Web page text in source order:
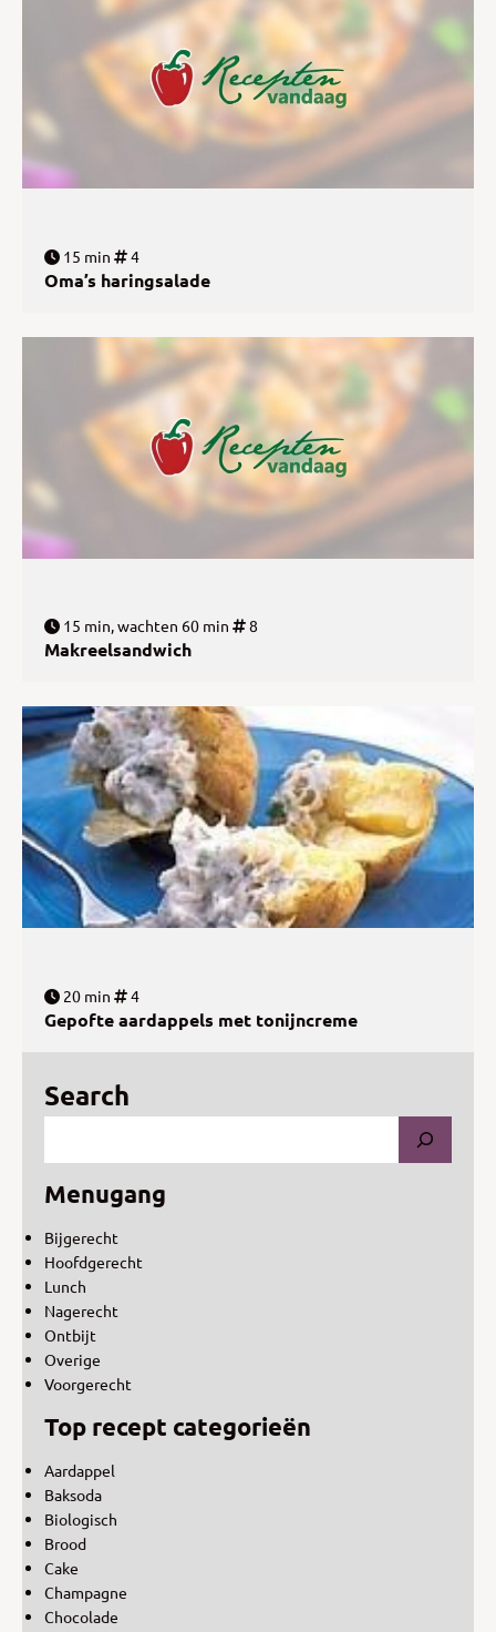
15 min 4
Oma’s haringsalade
15 min, wachten 60 min 8
Makreelsandwich
20 min 4
Gepofte aardappels met tonijncreme
Search
Menugang
Bijgerecht
Hoofdgerecht
Lunch
Nagerecht
Ontbijt
Overige
Voorgerecht
Top recept categorieën
Aardappel
Baksoda
Biologisch
Brood
Cake
Champagne
Chocolade